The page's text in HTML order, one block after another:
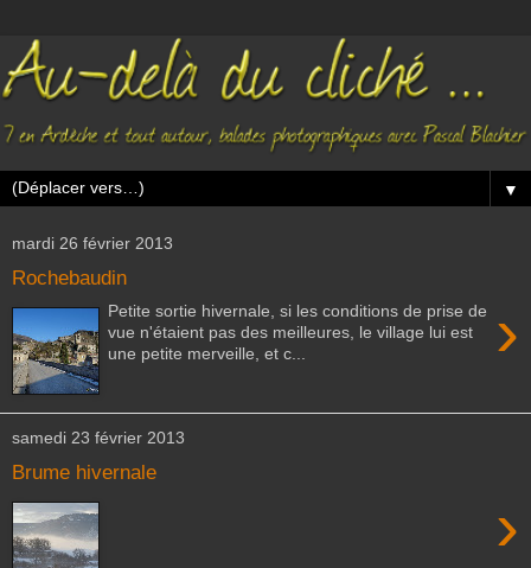
▼
mardi 26 février 2013
Rochebaudin
›
Petite sortie hivernale, si les conditions de prise de
vue n'étaient pas des meilleures, le village lui est
une petite merveille, et c...
samedi 23 février 2013
Brume hivernale
›